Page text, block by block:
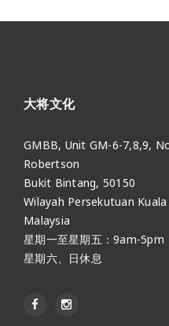
大将文化
GMBB, Unit GM-6-7,8,9,
Robertson
Bukit Bintang, 50150
Wilayah Persekutuan
Malaysia
星期一至星期五：9am-5pm
星期六、日休息